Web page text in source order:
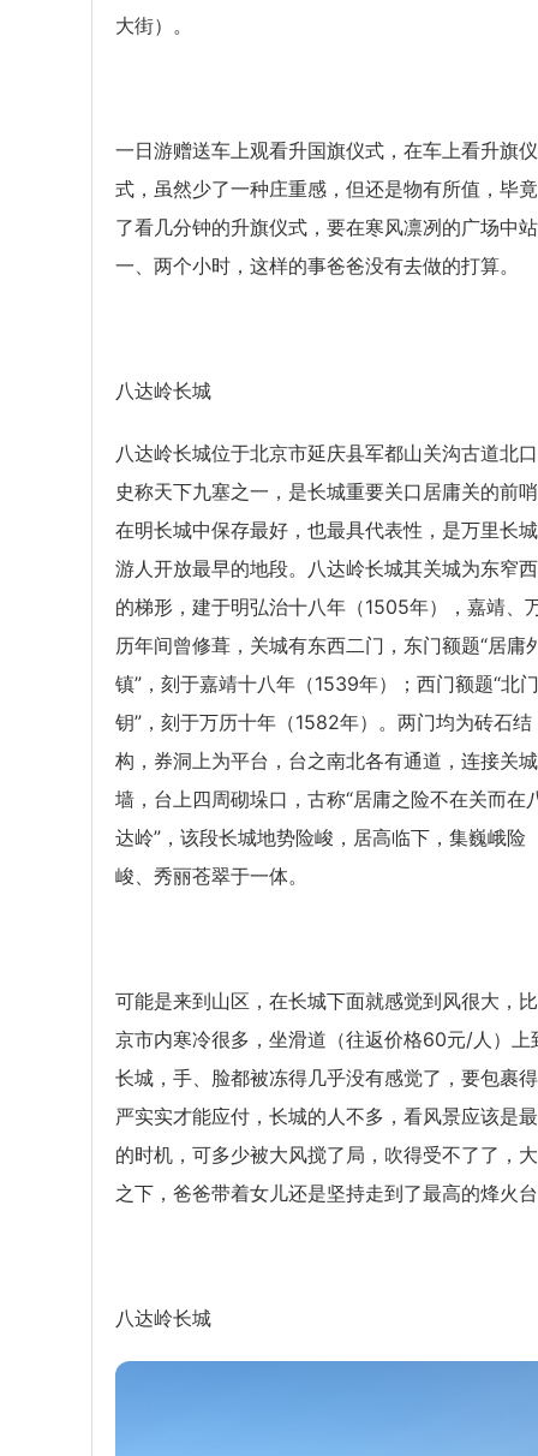
大街）。
一日游赠送车上观看升国旗仪式，在车上看升旗仪
式，虽然少了一种庄重感，但还是物有所值，毕
了看几分钟的升旗仪式，要在寒风凛冽的广场中站
一、两个小时，这样的事爸爸没有去做的打算。
八达岭长城
八达岭长城位于北京市延庆县军都山关沟古道北
史称天下九塞之一，是长城重要关口居庸关的前
在明长城中保存最好，也最具代表性，是万里长
游人开放最早的地段。八达岭长城其关城为东窄
的梯形，建于明弘治十八年（1505年），嘉靖、
历年间曾修葺，关城有东西二门，东门额题“居庸
镇”，刻于嘉靖十八年（1539年）；西门额题“北
钥”，刻于万历十年（1582年）。两门均为砖石结
构，券洞上为平台，台之南北各有通道，连接关
墙，台上四周砌垛口，古称“居庸之险不在关而在
达岭”，该段长城地势险峻，居高临下，集巍峨险
峻、秀丽苍翠于一体。
可能是来到山区，在长城下面就感觉到风很大，
京市内寒冷很多，坐滑道（往返价格60元/人）上
长城，手、脸都被冻得几乎没有感觉了，要包裹
严实实才能应付，长城的人不多，看风景应该是
的时机，可多少被大风搅了局，吹得受不了了，
之下，爸爸带着女儿还是坚持走到了最高的烽火
八达岭长城